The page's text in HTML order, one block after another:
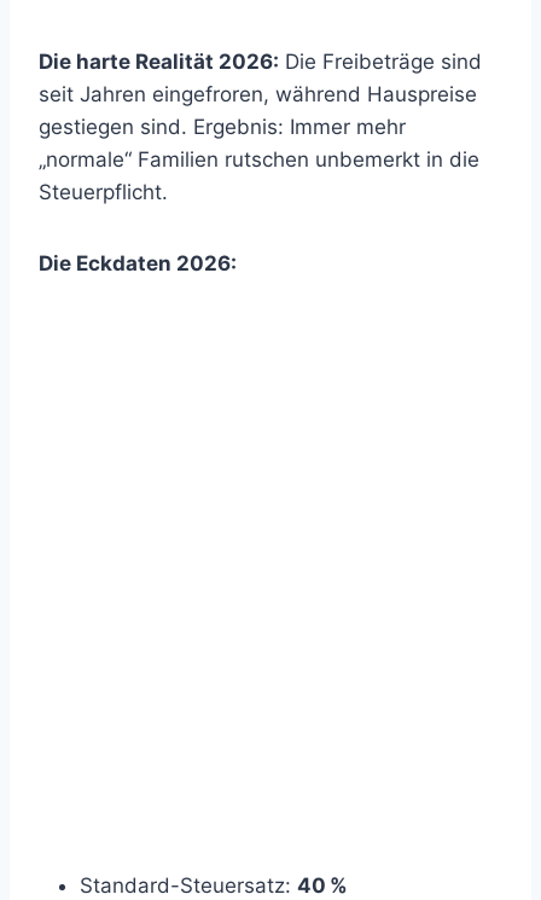
Die harte Realität 2026: Die Freibeträge sind
seit Jahren eingefroren, während Hauspreise
gestiegen sind. Ergebnis: Immer mehr
„normale“ Familien rutschen unbemerkt in die
Steuerpflicht.
Die Eckdaten 2026:
Standard-Steuersatz: 40 %